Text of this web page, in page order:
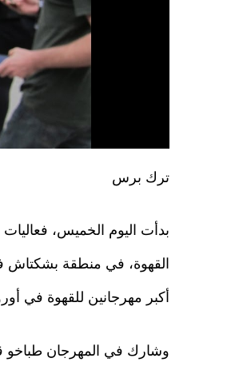
ترك برس
بدأت اليوم الخميس،
القهوة، في منطقة بشكتاش
أكبر مهرجانين للقهوة في
وشارك في المهرجان طباخو